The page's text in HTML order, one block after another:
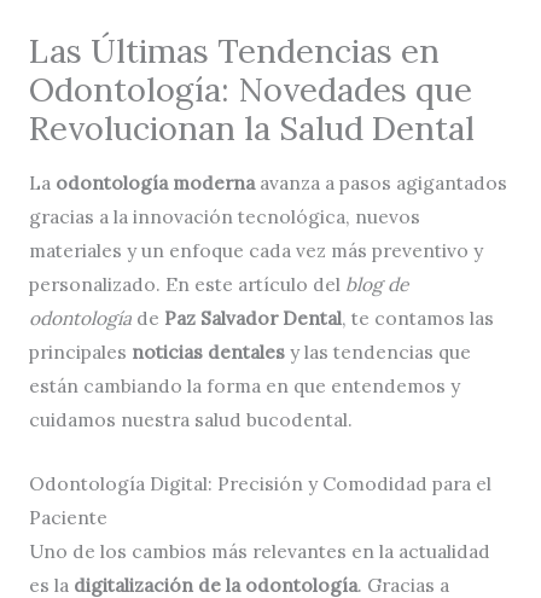
Las Últimas Tendencias en
Odontología: Novedades que
Revolucionan la Salud Dental
La odontología modernaavanza a pasos agigantados
gracias a la innovación tecnológica, nuevos
materiales y un enfoque cada vez más preventivo y
personalizado. En este artículo del blog de
odontologíade Paz Salvador Dental, te contamos las
principales noticias dentalesy las tendencias que
están cambiando la forma en que entendemos y
cuidamos nuestra salud bucodental.
Odontología Digital: Precisión y Comodidad para el
Paciente
Uno de los cambios más relevantes en la actualidad
es la digitalización de la odontología. Gracias a